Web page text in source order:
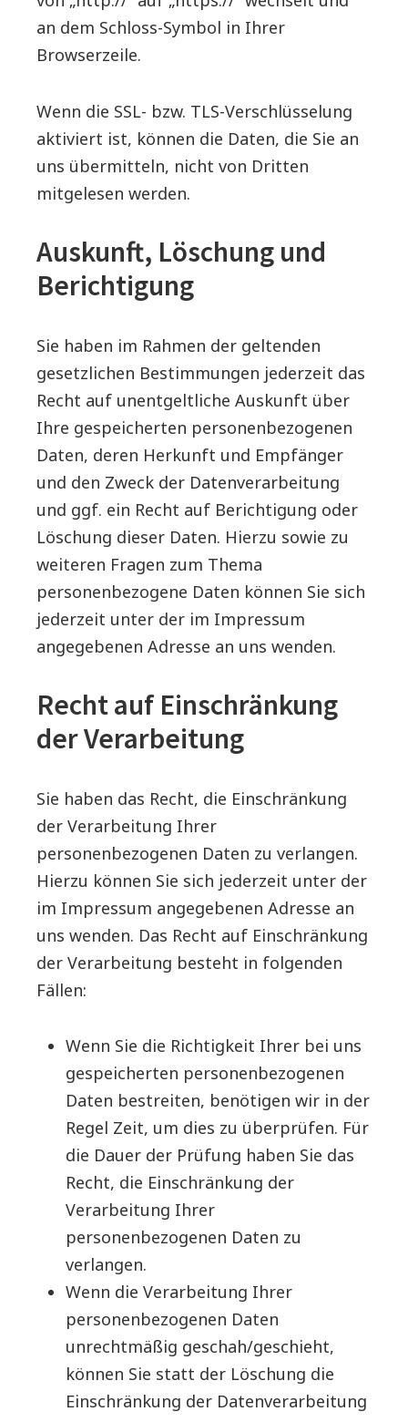
an dem Schloss-Symbol in Ihrer
Browserzeile.
Wenn die SSL- bzw. TLS-Verschlüsselung
aktiviert ist, können die Daten, die Sie an
uns übermitteln, nicht von Dritten
mitgelesen werden.
Auskunft, Löschung und
Berichtigung
Sie haben im Rahmen der geltenden
gesetzlichen Bestimmungen jederzeit das
Recht auf unentgeltliche Auskunft über
Ihre gespeicherten personenbezogenen
Daten, deren Herkunft und Empfänger
und den Zweck der Datenverarbeitung
und ggf. ein Recht auf Berichtigung oder
Löschung dieser Daten. Hierzu sowie zu
weiteren Fragen zum Thema
personenbezogene Daten können Sie sich
jederzeit unter der im Impressum
angegebenen Adresse an uns wenden.
Recht auf Einschränkung
der Verarbeitung
Sie haben das Recht, die Einschränkung
der Verarbeitung Ihrer
personenbezogenen Daten zu verlangen.
Hierzu können Sie sich jederzeit unter der
im Impressum angegebenen Adresse an
uns wenden. Das Recht auf Einschränkung
der Verarbeitung besteht in folgenden
Fällen:
Wenn Sie die Richtigkeit Ihrer bei uns
gespeicherten personenbezogenen
Daten bestreiten, benötigen wir in der
Regel Zeit, um dies zu überprüfen. Für
die Dauer der Prüfung haben Sie das
Recht, die Einschränkung der
Verarbeitung Ihrer
personenbezogenen Daten zu
verlangen.
Wenn die Verarbeitung Ihrer
personenbezogenen Daten
unrechtmäßig geschah/geschieht,
können Sie statt der Löschung die
Einschränkung der Datenverarbeitung